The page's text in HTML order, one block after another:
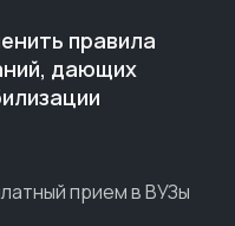
правила
дающих